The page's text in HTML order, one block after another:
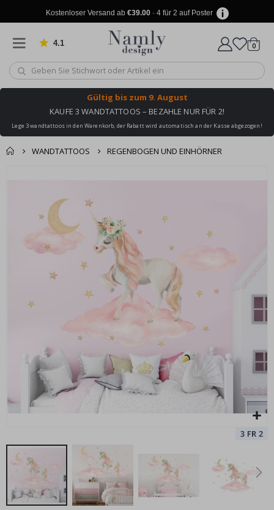
Kostenloser Versand ab €39.00· 4 für 2 auf Poster
4.1 von 1031 Bewertungen
Wagen
0
Gültig bis zum 9. August
KAUFE 3 WANDTATTOOS – BEZAHLE NUR FÜR 2!
Lege 3 wandtattoos in den Warenkorb, der Rabatt wird automatisch an der Kasse abgezogen!
WANDTATTOOS REGENBOGEN UND EINHÖRNER
hinzugefügt ✔️
Kostenloser Versand
erreicht!
Wandtattoo - Einhörner / Höhenmaß
Special
Price
29,00 €